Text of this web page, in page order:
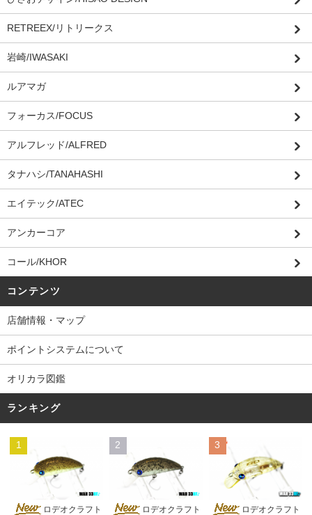
RETREEX/リトリークス
岩崎/IWASAKI
ルアマガ
フォーカス/FOCUS
アルフレッド/ALFRED
タナハシ/TANAHASHI
エイテック/ATEC
アンカーコア
コール/KHOR
コンテンツ
店舗情報・マップ
ポイントシステムについて
オリカラ図鑑
ランキング
1
ロデオクラフト
2
ロデオクラフト
3
ロデオクラフト